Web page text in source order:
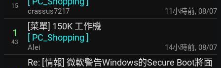
15
crassus7217 11小時前, 08/07
1
43
[菜單] 150K 工作機
[ PC_Shopping ]
Alei 14小時前, 08/07
Re: [情報] 微軟警告Windows的Secure Boot將面